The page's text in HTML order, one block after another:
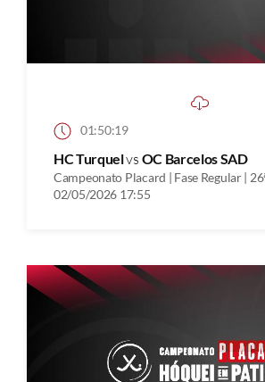
01:50:19
HC Turquelvs OC Barcelos SAD
Campeonato Placard | Fase Regular |
02/05/2026 17:55